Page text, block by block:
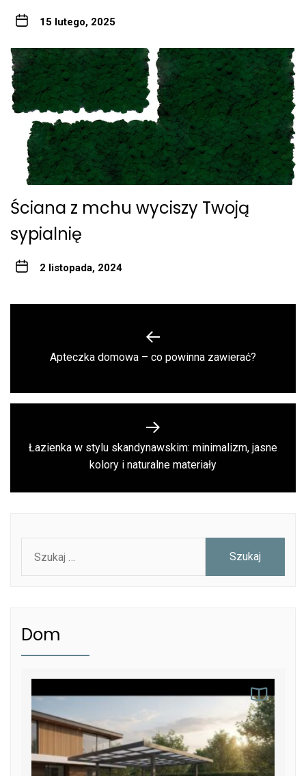
15 lutego, 2025
Ściana z mchu wyciszy Twoją
sypialnię
2 listopada, 2024
Previous
Apteczka domowa – co powinna zawierać?
Next
post:
Łazienka w stylu skandynawskim: minimalizm, jasne
kolory i naturalne materiały
Dom